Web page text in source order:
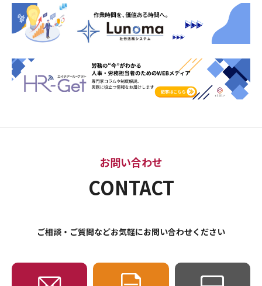
お問い合わせ
CONTACT
ご相談・ご質問などお気軽にお問い合わせください